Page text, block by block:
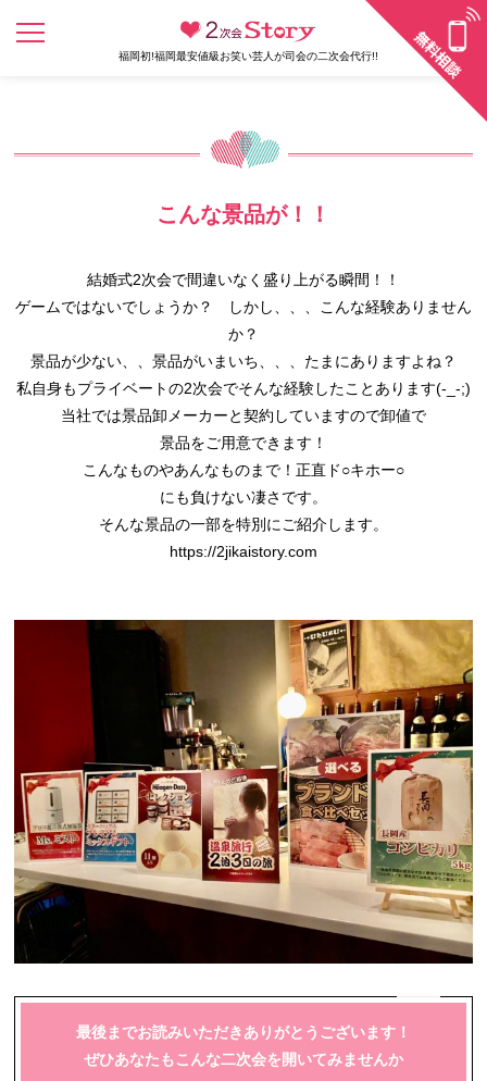
福岡初!福岡最安値級お笑い芸人が司会の二次会代行!!
こんな景品が！！
結婚式2次会で間違いなく盛り上がる瞬間！！
ゲームではないでしょうか？ しかし、、、こんな経験ありません
か？
景品が少ない、、景品がいまいち、、、たまにありますよね？
私自身もプライベートの2次会でそんな経験したことあります(-_-;)
当社では景品卸メーカーと契約していますので卸値で
景品をご用意できます！
こんなものやあんなものまで！正直ド○キホー○
にも負けない凄さです。
そんな景品の一部を特別にご紹介します。
https://2jikaistory.com
最後までお読みいただきありがとうございます！
ぜひあなたもこんな二次会を開いてみませんか